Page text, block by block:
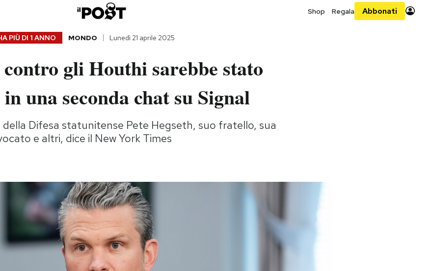
Shop Regala Abbonati
PIÙ DI 1 ANNO MONDO Lunedì 21 aprile 2025
contro gli Houthi sarebbe stato
una seconda chat su Signal
Difesa statunitense Pete Hegseth, suo fratello, sua
e altri, dice il New York Times